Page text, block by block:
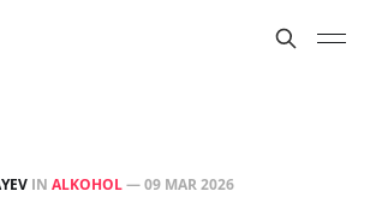
IN ALKOHOL—09 MAR 2026